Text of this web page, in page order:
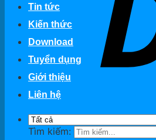
Tin tức
Kiến thức
Download
Tuyển dụng
Giới thiệu
Liên hệ
Tìm kiếm: